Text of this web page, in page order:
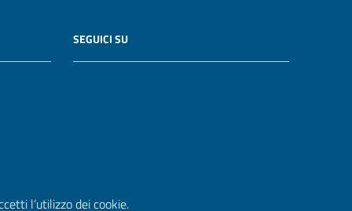
l’utilizzo dei cookie.
SEGUICI SU